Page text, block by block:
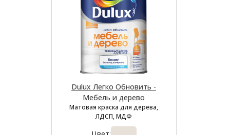
Dulux Легко Обновить -
Мебель и дерево
Матовая краска для дерева,
ЛДСП, МДФ